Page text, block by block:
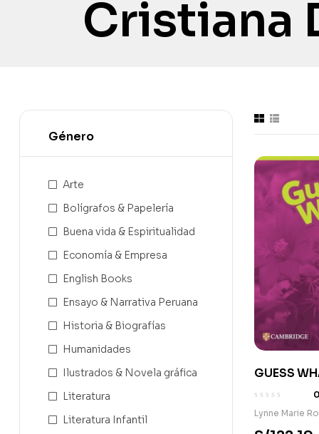
Cristiana
GUESS
5 AB W/
0
Lynne Marie
Género
Arte
Bolígrafos & Papelería
Buena vida & Espiritualidad
Economía & Empresa
English Books
Ensayo & Narrativa Peruana
Historia & Biografías
Humanidades
Ilustrados & Novela gráfica
Literatura
Literatura Infantil